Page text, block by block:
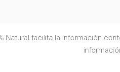
Natural facilita la información